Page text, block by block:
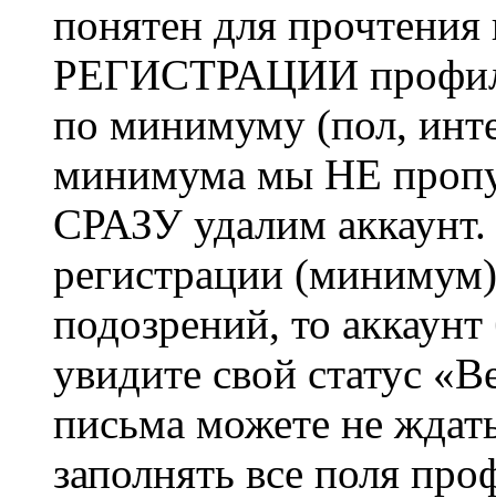
понятен для
РЕГИСТРАЦИИ профиль
по минимуму (пол,
минимума мы НЕ
СРАЗУ удалим
регистрации
подозрений, то
увидите свой статус
письма можете не
заполнять все поля